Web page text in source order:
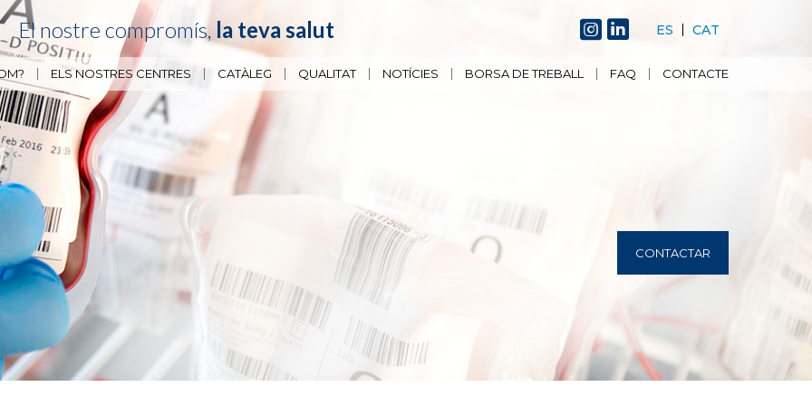
El nostre compromís, la teva salut ES CAT
ELS NOSTRES CENTRES CATÀLEG QUALITAT NOTÍCIES BORSA DE TREBALL FAQ CONTACTE
CONTACTAR